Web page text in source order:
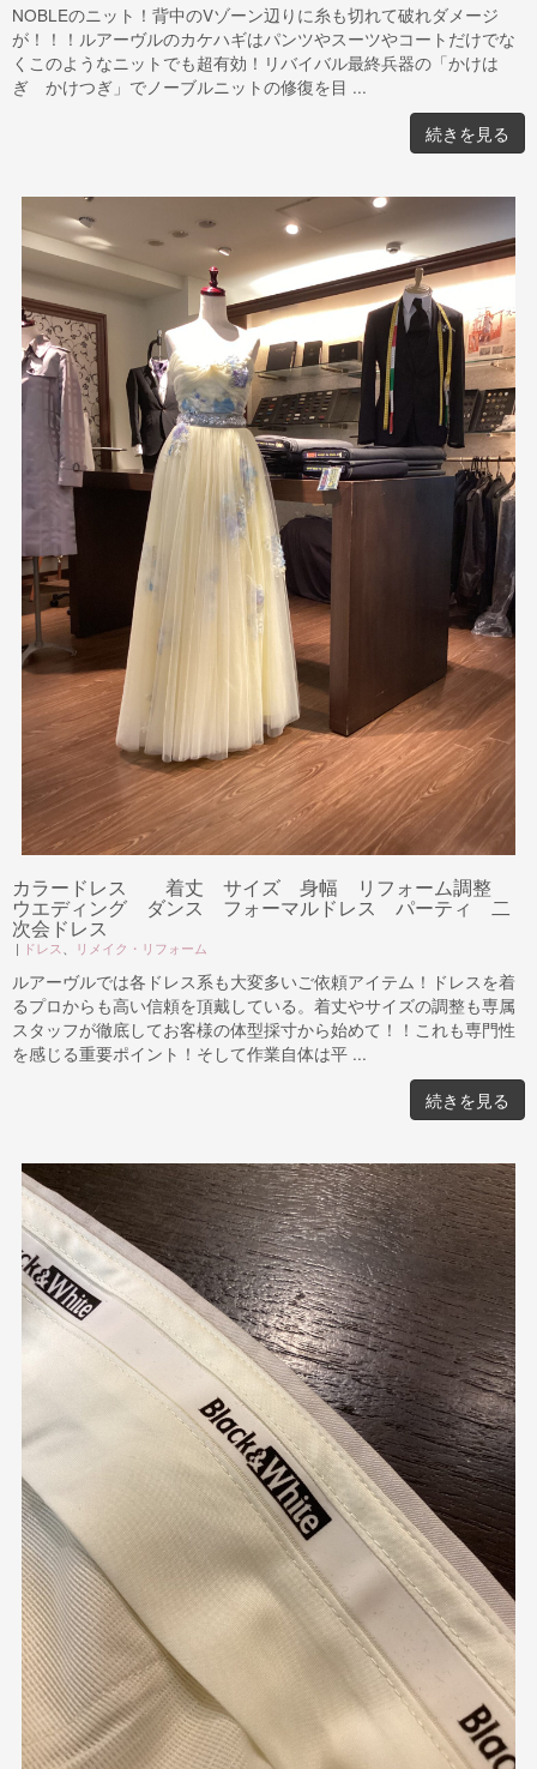
NOBLEのニット！背中のVゾーン辺りに糸も切れて破れダメージ
が！！！ルアーヴルのカケハギはパンツやスーツやコートだけでな
くこのようなニットでも超有効！リバイバル最終兵器の「かけは
ぎ かけつぎ」でノーブルニットの修復を目 ...
続きを見る
カラードレス 着丈 サイズ 身幅 リフォーム調整
ウエディング ダンス フォーマルドレス パーティ 二
次会ドレス
| ドレス リメイク・リフォーム
ルアーヴルでは各ドレス系も大変多いご依頼アイテム！ドレスを着
るプロからも高い信頼を頂戴している。着丈やサイズの調整も専属
スタッフが徹底してお客様の体型採寸から始めて！！これも専門性
を感じる重要ポイント！そして作業自体は平 ...
続きを見る